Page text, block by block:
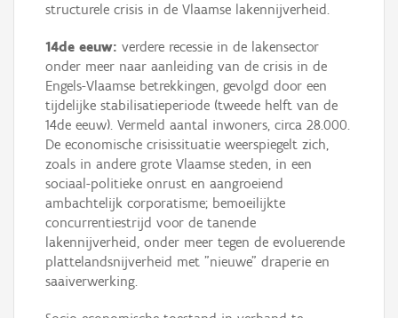
structurele crisis in de Vlaamse lakennijverheid.
14de eeuw: verdere recessie in de lakensector
onder meer naar aanleiding van de crisis in de
Engels-Vlaamse betrekkingen, gevolgd door een
tijdelijke stabilisatieperiode (tweede helft van de
14de eeuw). Vermeld aantal inwoners, circa 28.000.
De economische crisissituatie weerspiegelt zich,
zoals in andere grote Vlaamse steden, in een
sociaal-politieke onrust en aangroeiend
ambachtelijk corporatisme; bemoeilijkte
concurrentiestrijd voor de tanende
lakennijverheid, onder meer tegen de evoluerende
plattelandsnijverheid met "nieuwe" draperie en
saaiverwerking.